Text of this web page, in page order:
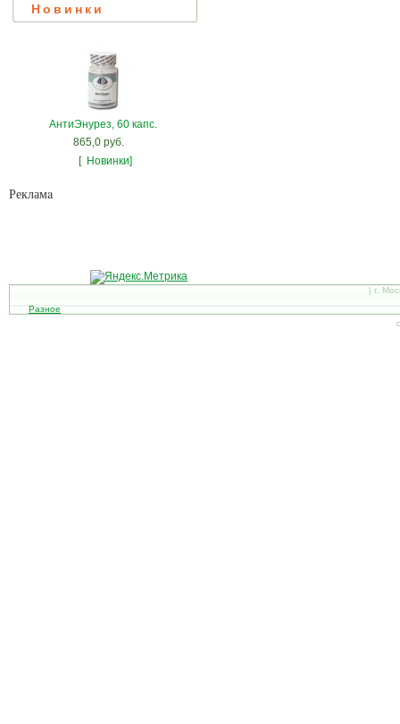
Новинки
АнтиЭнурез, 60 капс.
865,0 руб.
[ Новинки]
Рекламa
| г.
Разное